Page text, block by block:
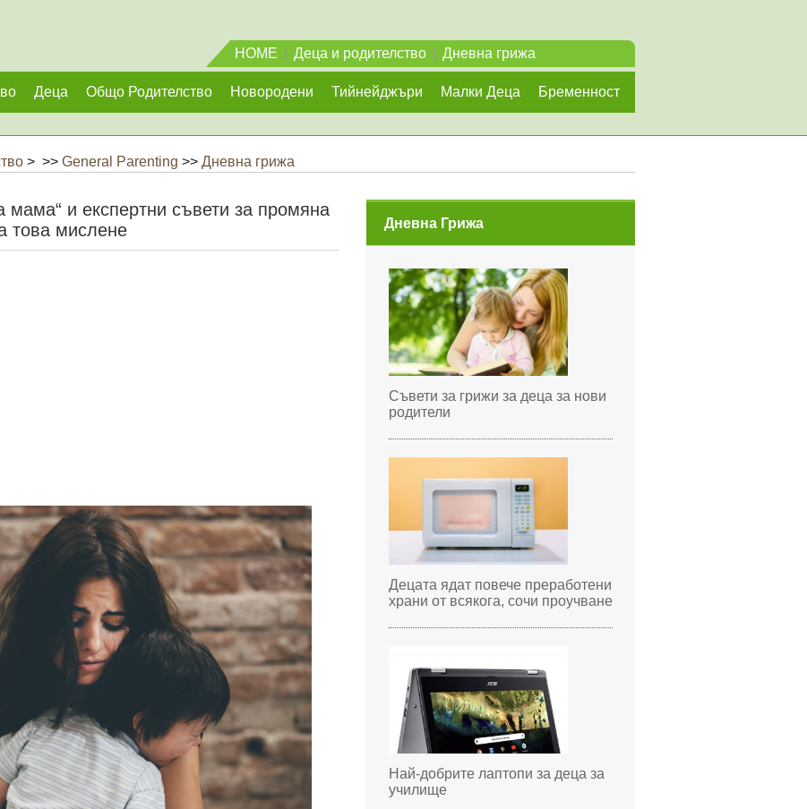
HOME Деца и родителство Дневна грижа
Деца Общо Родителство Новородени Тийнейджъри Малки Деца Бременност
> >> General Parenting >> Дневна грижа
мама“ и експертни съвети за промяна
това мислене
Дневна Грижа
Съвети за грижи за деца за нови
родители
Децата ядат повече преработени
храни от всякога, сочи проучване
Най-добрите лаптопи за деца за
училище